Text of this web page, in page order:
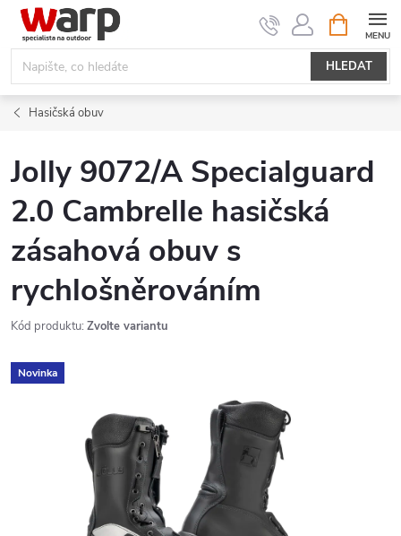
Přejít
obsah
HLEDAT
NÁKUPNÍ
KOŠÍK
Hasičská obuv
Jolly 9072/A Specialguard
2.0 Cambrelle hasičská
zásahová obuv s
rychlošněrováním
Kód produktu: Zvolte variantu
Novinka